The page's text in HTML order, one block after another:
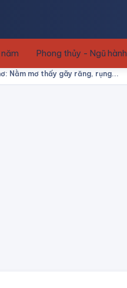
Phong thủy - Ngũ hành
Nằm mơ thấy gãy răng, rụng...